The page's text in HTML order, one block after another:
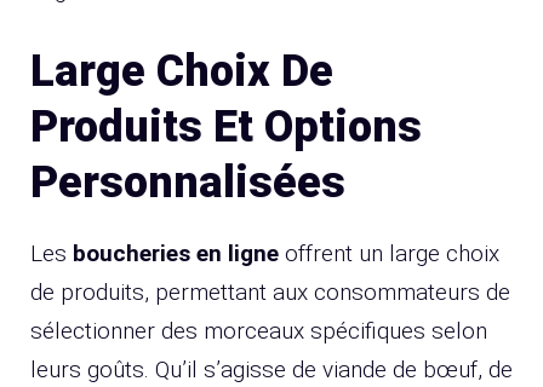
Large Choix De
Produits Et Options
Personnalisées
Les boucheries en ligne offrent un large choix
de produits, permettant aux consommateurs de
sélectionner des morceaux spécifiques selon
leurs goûts. Qu’il s’agisse de viande de bœuf, de